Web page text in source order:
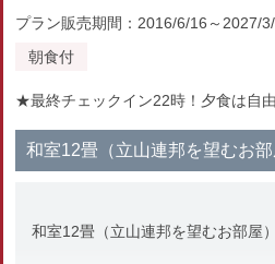
プラン販売期間：2016/6/16～2027/
朝食付
★最終チェックイン22時！夕食は自
和室12畳（立山連邦を望むお部
和室12畳（立山連邦を望むお部屋）